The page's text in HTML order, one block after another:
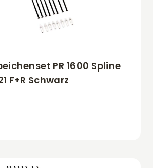
PR 1600 Spline
F+R Schwarz